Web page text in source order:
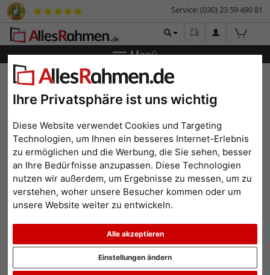
Ihre Privatsphäre ist uns wichtig
Diese Website verwendet Cookies und Targeting
Technologien, um Ihnen ein besseres Internet-Erlebnis
zu ermöglichen und die Werbung, die Sie sehen, besser
an Ihre Bedürfnisse anzupassen. Diese Technologien
nutzen wir außerdem, um Ergebnisse zu messen, um zu
verstehen, woher unsere Besucher kommen oder um
unsere Website weiter zu entwickeln.
Alle akzeptieren
Einstellungen ändern
Service: (030) 23 59 490 81
Menü
Zurück| Bilderrahmen-Shop Bilderrahmen
Galerierahmen Elemento für
4 Fotos